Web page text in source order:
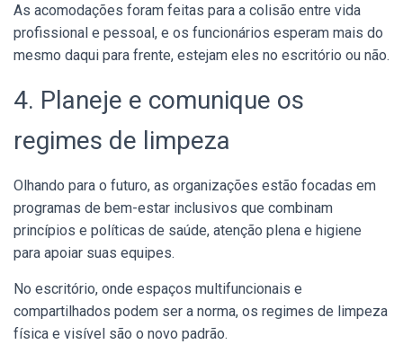
As acomodações foram feitas para a colisão entre vida
profissional e pessoal, e os funcionários esperam mais do
mesmo daqui para frente, estejam eles no escritório ou não.
4. Planeje e comunique os
regimes de limpeza
Olhando para o futuro, as organizações estão focadas em
programas de bem-estar inclusivos que combinam
princípios e políticas de saúde, atenção plena e higiene
para apoiar suas equipes.
No escritório, onde espaços multifuncionais e
compartilhados podem ser a norma, os regimes de limpeza
física e visível são o novo padrão.